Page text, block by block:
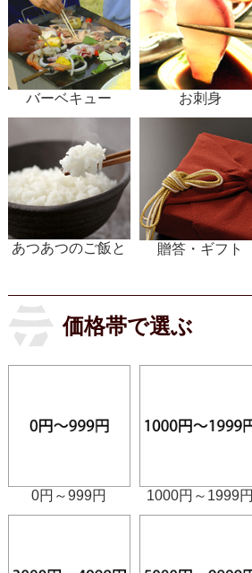
バーベキュー お刺身
あつあつのご飯と 贈答・ギフト
価格帯で選ぶ
0円～999円 1000円～1999円